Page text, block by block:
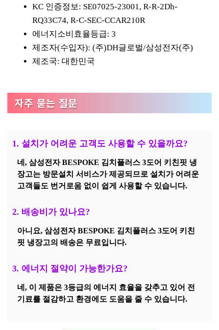
KC 인증정보: SE07025-23001, R-R-2Dh-
RQ33C74, R-C-SEC-CCAR210R
에너지소비효율등급: 3
제조자(수입자): (주)DH글로벌/삼성전자(주)
제조국: 대한민국
자주 묻는 질문
1. 설치가 어려운 고객도 사용할 수 있을까요?
네, 삼성전자 BESPOKE 김치플러스 3도어 키친핏 냉
장고는 방문설치 서비스가 제공되므로 설치가 어려운
고객들도 번거로움 없이 쉽게 사용할 수 있습니다.
2. 배송비가 있나요?
아니요, 삼성전자 BESPOKE 김치플러스 3도어 키친
핏 냉장고의 배송은 무료입니다.
3. 에너지 절약이 가능한가요?
네, 이 제품은 3등급의 에너지 효율을 갖추고 있어 전
기료를 절감하고 환경에도 도움을 줄 수 있습니다.